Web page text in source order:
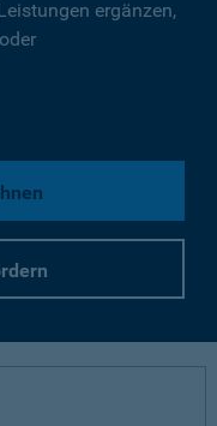
ergänzen,